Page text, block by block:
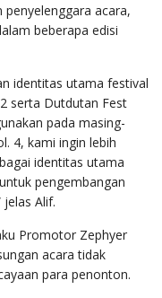
acara,
beberapa edisi
identitas utama festival
serta Dutdutan Fest
pada masing-
4, kami ingin lebih
identitas utama
pengembangan
Alif.
Promotor Zephyer
acara tidak
para penonton.